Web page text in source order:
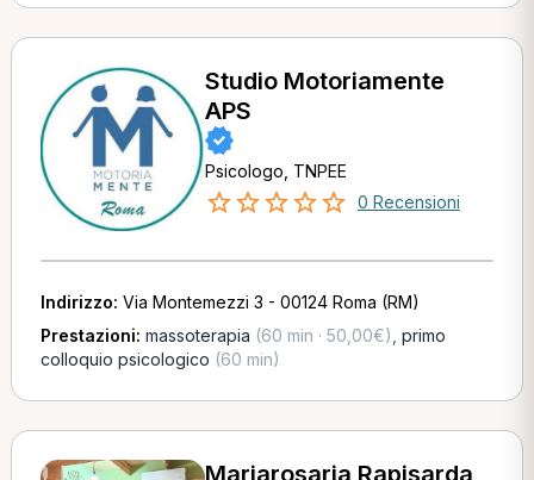
Studio Motoriamente
APS
Psicologo, TNPEE
0 Recensioni
Indirizzo: Via Montemezzi 3 - 00124 Roma (RM)
Prestazioni: massoterapia (60 min · 50,00€) primo
colloquio psicologico (60 min)
Mariarosaria Rapisarda